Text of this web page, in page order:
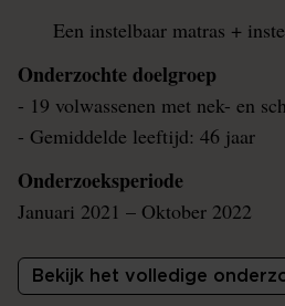
Een instelbaar matras +
Onderzochte doelgroep
- 19 volwassenen met nek- en
- Gemiddelde leeftijd: 46 jaar
Onderzoeksperiode
Januari 2021 – Oktober 2022
Bekijk het volledige